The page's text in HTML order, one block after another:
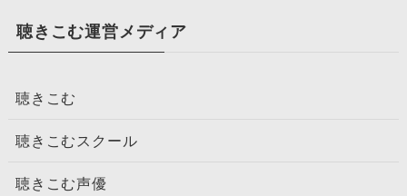
聴きこむ運営メディア
聴きこむ
聴きこむスクール
聴きこむ声優